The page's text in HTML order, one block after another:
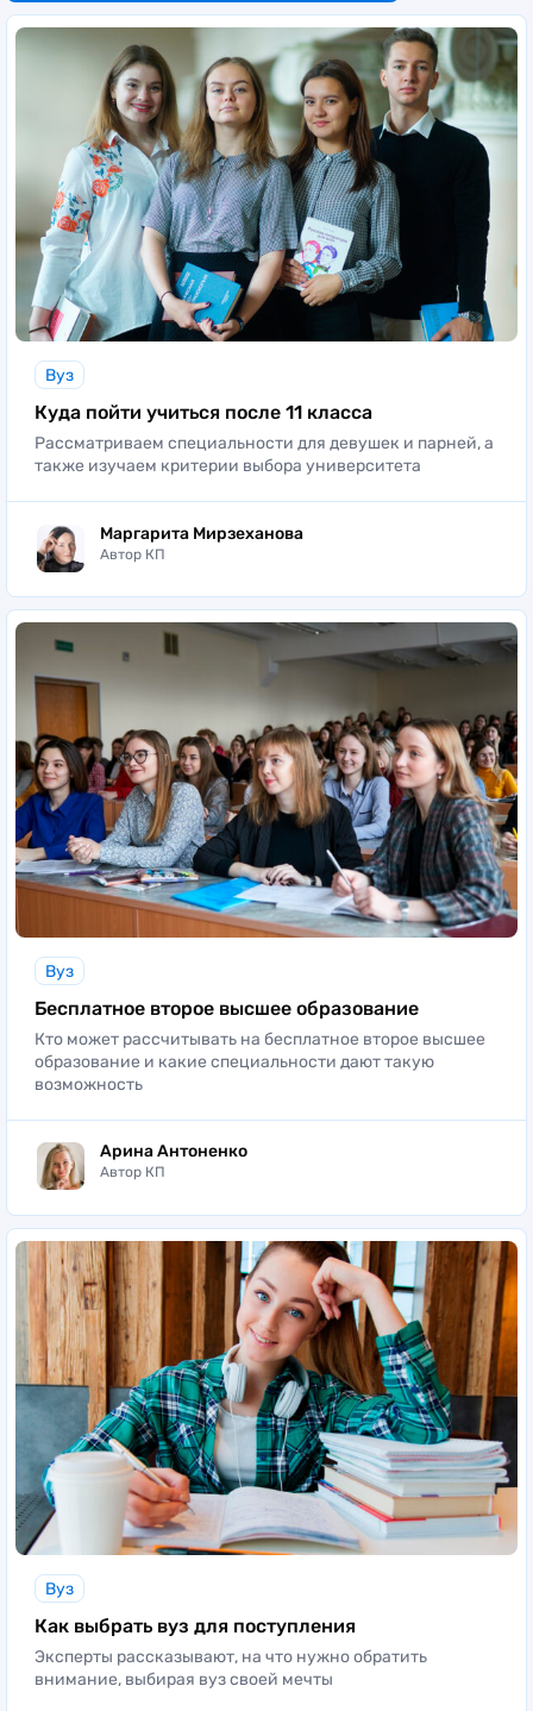
Факультет дополнительного образования
Программы повышения квалификации
Программы профильной переподготовки
обществознание – 45;
математика – 40.
Самым дорогим считается направление
клинической психологии. При обучении в
очной форме заплатить придется 280 000
рублей в год.
Вуз
Куда пойти учиться после 11 класса
Рассматриваем специальности для девушек и парней, а
также изучаем критерии выбора университета
Маргарита Мирзеханова
Автор КП
Вуз
Бесплатное второе высшее образование
Кто может рассчитывать на бесплатное второе высшее
образование и какие специальности дают такую
возможность
Арина Антоненко
Автор КП
Вуз
Как выбрать вуз для поступления
Эксперты рассказывают, на что нужно обратить
внимание, выбирая вуз своей мечты